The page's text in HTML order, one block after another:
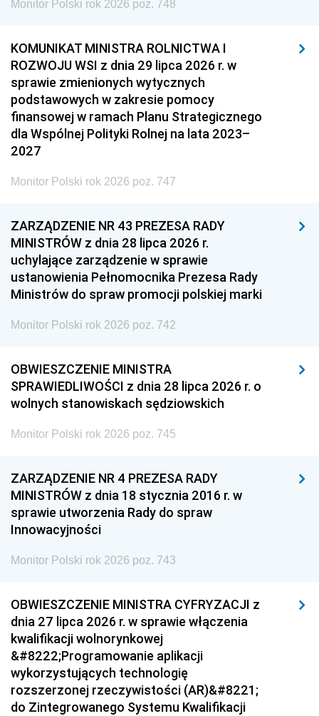
Monitor Polski rok 2026 poz. 748
KOMUNIKAT MINISTRA ROLNICTWA I
ROZWOJU WSI z dnia 29 lipca 2026 r. w
sprawie zmienionych wytycznych
podstawowych w zakresie pomocy
finansowej w ramach Planu Strategicznego
dla Wspólnej Polityki Rolnej na lata 2023–
2027
Monitor Polski rok 2026 poz. 747
ZARZĄDZENIE NR 43 PREZESA RADY
MINISTRÓW z dnia 28 lipca 2026 r.
uchylające zarządzenie w sprawie
ustanowienia Pełnomocnika Prezesa Rady
Ministrów do spraw promocji polskiej marki
Monitor Polski rok 2026 poz. 742
OBWIESZCZENIE MINISTRA
SPRAWIEDLIWOŚCI z dnia 28 lipca 2026 r. o
wolnych stanowiskach sędziowskich
Monitor Polski rok 2026 poz. 745
ZARZĄDZENIE NR 4 PREZESA RADY
MINISTRÓW z dnia 18 stycznia 2016 r. w
sprawie utworzenia Rady do spraw
Innowacyjności
Monitor Polski rok 2026 poz. 743
OBWIESZCZENIE MINISTRA CYFRYZACJI z
dnia 27 lipca 2026 r. w sprawie włączenia
kwalifikacji wolnorynkowej
&#8222;Programowanie aplikacji
wykorzystujących technologię
rozszerzonej rzeczywistości (AR)&#8221;
do Zintegrowanego Systemu Kwalifikacji